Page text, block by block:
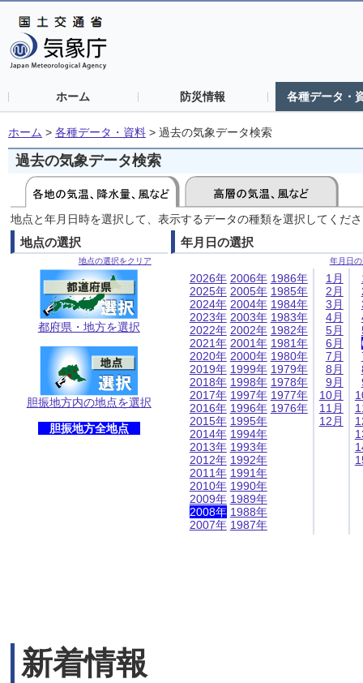
ホーム 防災情報 各種データ・
ホーム > 各種データ・資料 > 過去の気象データ検索
過去の気象データ検索
地点と年月日時を選択して、表示するデータの種類を選択してくだ
地点の選択
地点の選択をクリア
都府県・地方を選択
胆振地方内の地点を選択
胆振地方全地点
年月日の選択
年月日
2026年
2025年
2024年
2023年
2022年
2021年
2020年
2019年
2018年
2017年
2016年
2015年
2014年
2013年
2012年
2011年
2010年
2009年
2008年
2007年
2006年
2005年
2004年
2003年
2002年
2001年
2000年
1999年
1998年
1997年
1996年
1995年
1994年
1993年
1992年
1991年
1990年
1989年
1988年
1987年
1986年
1985年
1984年
1983年
1982年
1981年
1980年
1979年
1978年
1977年
1976年
1月
2月
3月
4月
5月
6月
7月
8月
9月
10月
11月
12月
新着情報